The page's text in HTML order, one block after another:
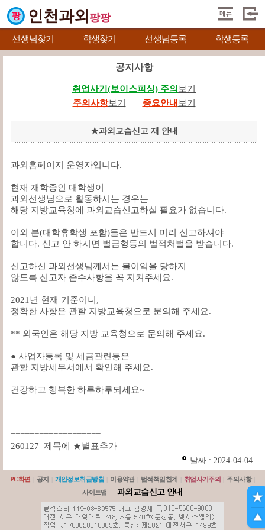
인천과외 팡팡
선생님찾기 학생찾기 선생님등록 학생등록
공지사항
취업사기(보이스피싱) 주의 보기
주의사항보기 중요안내 보기
★과외교습신고 재 안내
과외홈페이지 운영자입니다.
현재 재학중인 대학생이
과외선생님으로 활동하시는 경우는
해당 지방교육청에 과외교습신고하실 필요가 없습니다.
이외 분(대학휴학생 포함)들은 반드시 미리 신고하셔야
합니다. 신고 안 하시면 벌금형등의 법적처벌을 받습니다.
신고하신 과외선생님께서는 불이익을 당하지
않도록 신고자 준수사항을 꼭 지켜주세요.
2021년 현재 기준이니,
정확한 사항은 관할 지방교육청으로 문의해 주세요.
** 외국인은 해당 지방 교육청으로 문의해 주세요.
● 사업자등록 및 세금관련등은
관할 지방세무서에서 확인해 주세요.
건강하고 행복한 하루하루되세요~
===================
260127 제목에 ★별표추가
날짜 : 2024-04-04
PC화면 공지 개인정보취급방침 이용약관 법적책임한계 취업사기주의 주의사항
사이트맵
과외교습신고 안내